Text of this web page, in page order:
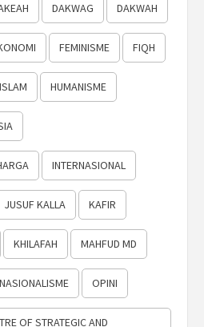
DAKWAG DAKWAH
FEMINISME FIQH
HUMANISME
INTERNASIONAL
JUSUF KALLA KAFIR
KHILAFAH MAHFUD MD
NASIONALISME OPINI
OF STRATEGIC AND